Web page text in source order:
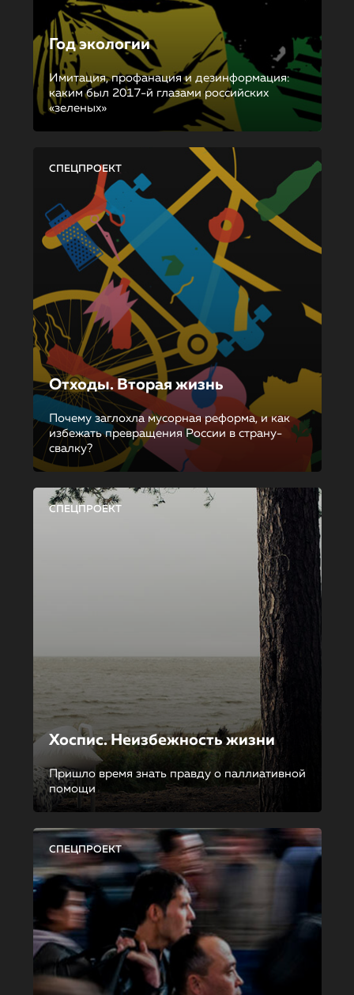
Год экологии
Имитация, профанация и дезинформация:
каким был 2017-й глазами российских
«зеленых»
СПЕЦПРОЕКТ
Отходы. Вторая жизнь
Почему заглохла мусорная реформа, и как
избежать превращения России в страну-
свалку?
СПЕЦПРОЕКТ
Хоспис. Неизбежность жизни
Пришло время знать правду о паллиативной
помощи
СПЕЦПРОЕКТ